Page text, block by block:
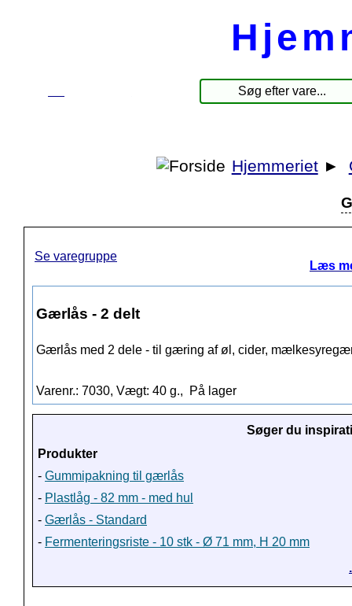
Hjemmeriet ►
Se varegruppe
Læs
Gærlås - 2 delt
Gærlås med 2 dele - til gæring af øl, cider,
Varenr.: 7030, Vægt: 40 g., På lager
Søger du
Produkter
- Gummipakning til gærlås
- Plastlåg - 82 mm - med hul
- Gærlås - Standard
- Fermenteringsriste - 10 stk - Ø 71 mm, H 20 mm